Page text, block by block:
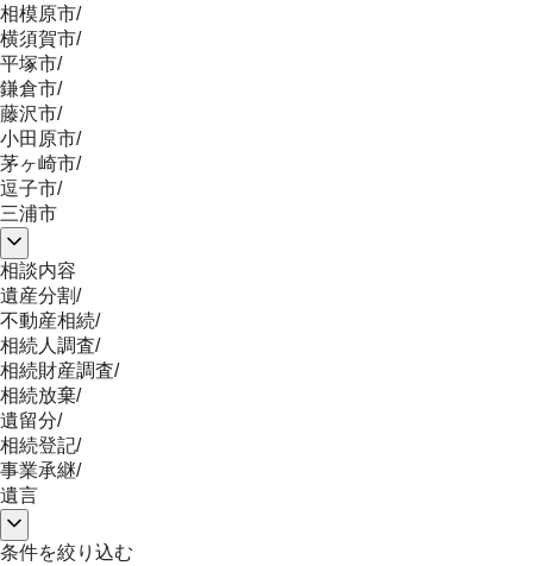
相模原市/
横須賀市/
平塚市/
鎌倉市/
藤沢市/
小田原市/
茅ヶ崎市/
逗子市/
三浦市
相談内容
遺産分割/
不動産相続/
相続人調査/
相続財産調査/
相続放棄/
遺留分/
相続登記/
事業承継/
遺言
条件を絞り込む